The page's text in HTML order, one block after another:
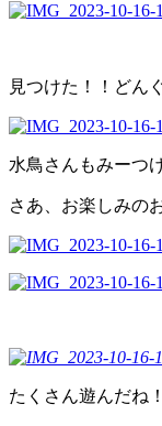
見つけた！！どん
水鳥さんもみーつ
さあ、お楽しみの
たくさん遊んだね